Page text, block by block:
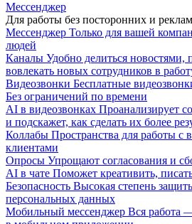
Мессенджер
Для работы без посторонних и
Мессенджер Только для вашей
людей
Каналы Удобно делиться новостями,
вовлекать новых сотрудников в
Видеозвонки Бесплатные
Без ограничений по времени
AI в видеозвонках Проанализирует
и подскажет, как сделать их более
Коллабы Пространства для работы
клиентами
Опросы Упрощают согласования и
AI в чате Поможет креативить,
Безопасность Высокая степень
персональных данных
Мобильный мессенджер Вся работа